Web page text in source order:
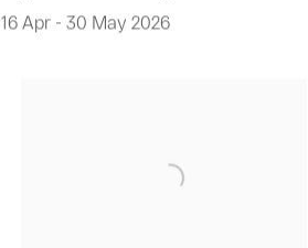
16 Apr - 30 May 2026